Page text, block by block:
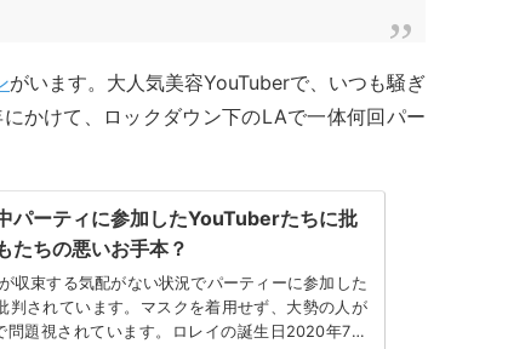
がいます。大人気美容YouTuberで、いつも騒ぎ
かけて、ロックダウン下のLAで一体何回パー
パーティに参加したYouTuberたちに批
ちの悪いお手本？
収束する気配がない状況でパーティーに参加した
判されています。マスクを着用せず、大勢の人が
問題視されています。ロレイの誕生日2020年7月